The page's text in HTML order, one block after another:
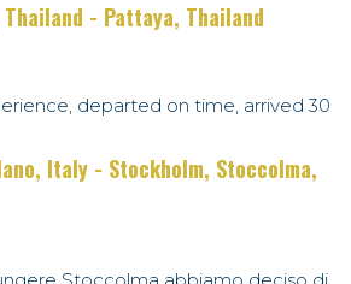
- Pattaya, Thailand
departed on time, arrived 30
Italy - Stockholm, Stoccolma,